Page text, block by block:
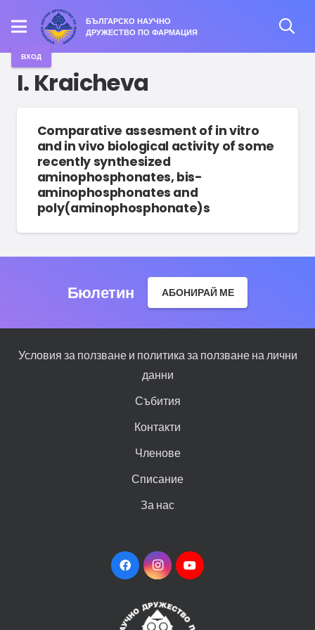
БЪЛГАРСКО НАУЧНО
ДРУЖЕСТВО ПО ФАРМАЦИЯ
ВХОД
I. Kraicheva
Comparative assesment of in vitro
and in vivo biological activity of some
recently synthesized
aminophosphonates, bis-
aminophosphonates and
poly(aminophosphonate)s
Бюлетин АБОНИРАЙ МЕ
Условия за ползване и политика за ползване на лични
данни
Събития
Контакти
Членове
Списание
За нас